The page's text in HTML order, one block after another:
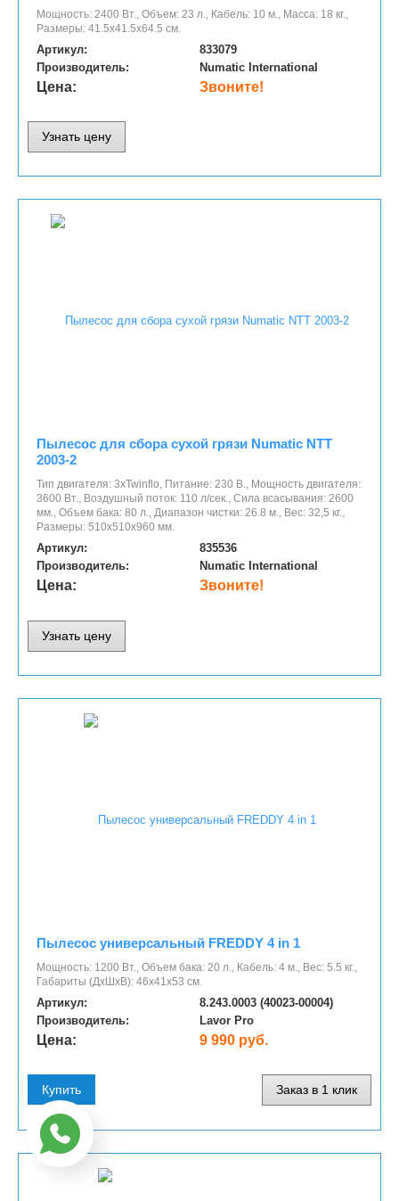
Мощность: 2400 Вт., Объем: 23 л., Кабель: 10 м., Масса: 18 кг.,
Размеры: 41.5х41.5х64.5 см.
Артикул:
833079
Производитель:
Numatic International
Цена: Звоните!
Узнать цену
Пылесос для сбора сухой грязи Numatic NTT
2003-2
Тип двигателя: 3хTwinflo, Питание: 230 В., Мощность двигателя:
3600 Вт., Воздушный поток: 110 л/сек., Сила всасывания: 2600
мм., Объем бака: 80 л., Диапазон чистки: 26.8 м., Вес: 32,5 кг.,
Размеры: 510x510x960 мм.
Артикул:
835536
Производитель:
Numatic International
Цена: Звоните!
Узнать цену
Пылесос универсальный FREDDY 4 in 1
Мощность: 1200 Вт., Объем бака: 20 л., Кабель: 4 м., Вес: 5.5 кг.,
Габариты (ДхШхВ): 46х41х53 см.
Артикул:
8.243.0003 (40023-00004)
Производитель:
Lavor Pro
Цена: 9 990 руб.
Купить Заказ в 1 клик